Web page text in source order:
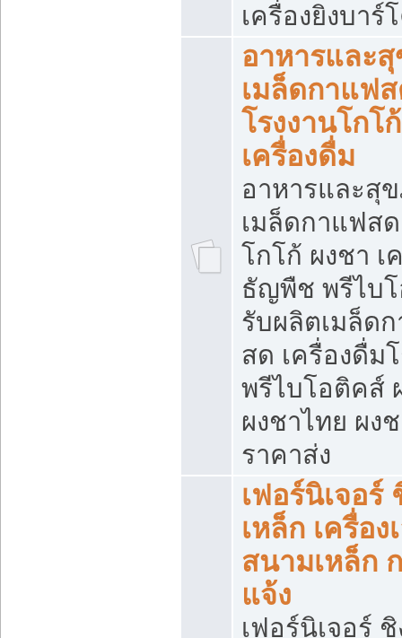
เครื่องยิงบาร์
อาหารและ
เมล็ดกาแฟ
โรงงานโกโ
เครื่องดื่ม
อาหารและสุ
เมล็ดกาแฟส
โกโก้ ผงชา เ
ธัญพืช พรีไบ
รับผลิตเมล็ด
สด เครื่องดื่ม
พรีไบโอติคส์
ผงชาไทย ผง
ราคาส่ง
เฟอร์นิเจอร์
เหล็ก เครื่อง
สนามเหล็ก
แจ้ง
เฟอร์นิเจอร์